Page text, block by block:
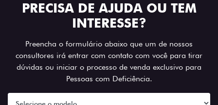
PRECISA DE AJUDA OU TEM
INTERESSE?
Preencha o formulário abaixo que um de nossos
consultores irá entrar com contato com você para tirar
dúvidas ou iniciar o processo de venda exclusivo para
Pessoas com Deficiência.